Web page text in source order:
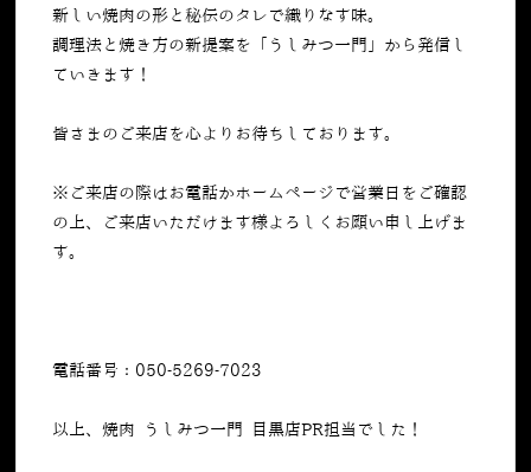
新しい焼肉の形と秘伝のタレで織りなす味。
調理法と焼き方の新提案を「うしみつ一門」から発信し
ていきます！
皆さまのご来店を心よりお待ちしております。
※ご来店の際はお電話かホームページで営業日をご確認
の上、ご来店いただけます様よろしくお願い申し上げま
す。
電話番号：050-5269-7023
以上、焼肉 うしみつ一門 目黒店PR担当でした！